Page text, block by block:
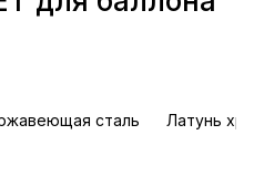
сталь Латунь